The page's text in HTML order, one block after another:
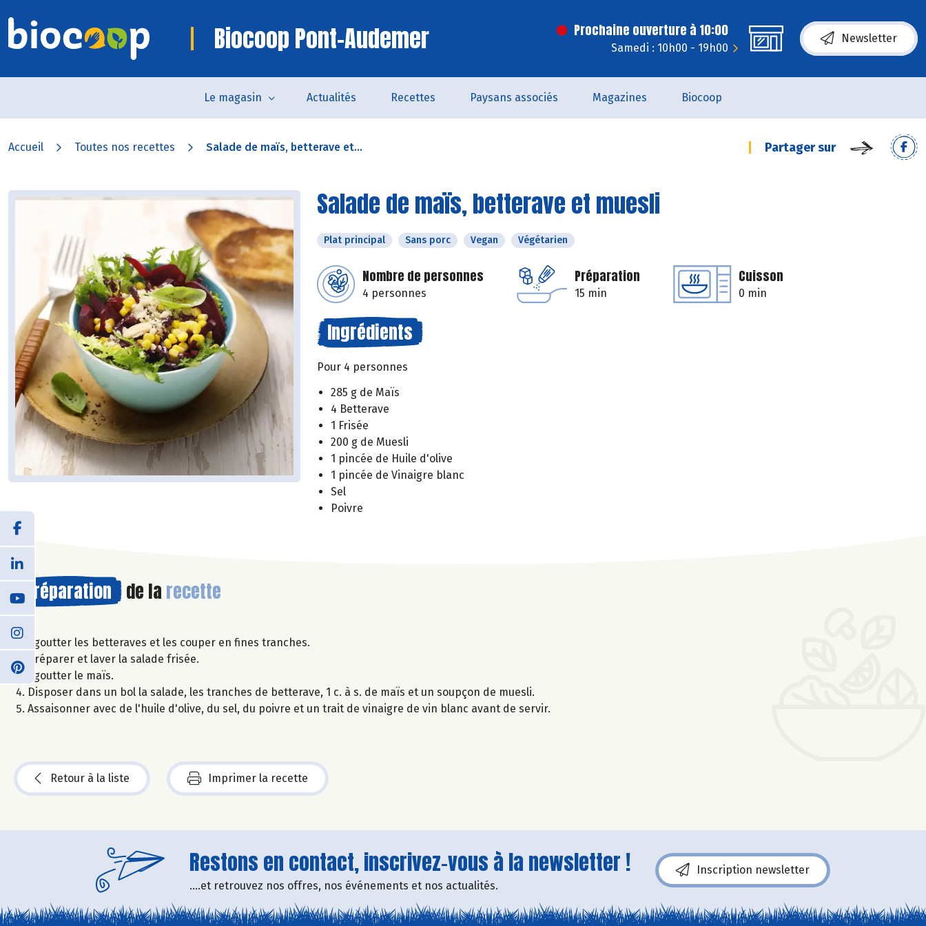
Biocoop Pont-Audemer Prochaine ouverture à 10:00
Samedi : 10h00 - 19h00
Newsletter
Le magasin Actualités Recettes Paysans associés Magazines Biocoop
Accueil Toutes nos recettes Salade de maïs, betterave et... Partager sur
Salade de maïs, betterave et muesli
Plat principal Sans porc Vegan Végétarien
Nombre de personnes
4 personnes
Préparation
15 min
Cuisson
0 min
Ingrédients
Pour 4 personnes
285 g de Maïs
4 Betterave
1 Frisée
200 g de Muesli
1 pincée de Huile d'olive
1 pincée de Vinaigre blanc
Sel
Poivre
Préparation de la recette
Égoutter les betteraves et les couper en fines tranches.
Préparer et laver la salade frisée.
Égoutter le maïs.
Disposer dans un bol la salade, les tranches de betterave, 1 c. à s. de maïs et un soupçon de muesli.
Assaisonner avec de l'huile d'olive, du sel, du poivre et un trait de vinaigre de vin blanc avant de servir.
Retour à la liste Imprimer la recette
Restons en contact, inscrivez-vous à la newsletter !
....et retrouvez nos offres, nos événements et nos actualités.
Inscription newsletter